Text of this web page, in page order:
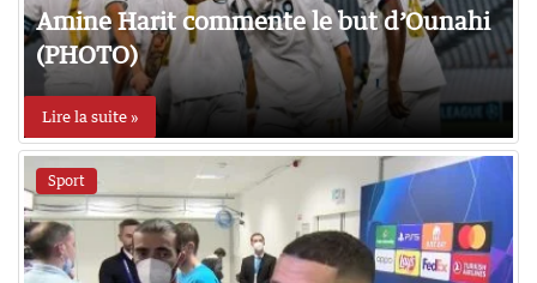
Amine Harit commente le but d’Ounahi
(PHOTO)
Lire la suite »
Sport